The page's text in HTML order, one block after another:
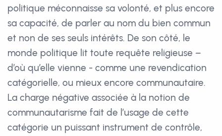
politique méconnaisse sa volonté, et plus encore
sa capacité, de parler au nom du bien commun
et non de ses seuls intérêts. De son côté, le
monde politique lit toute requête religieuse –
d’où qu’elle vienne - comme une revendication
catégorielle, ou mieux encore communautaire.
La charge négative associée à la notion de
communautarisme fait de l’usage de cette
catégorie un puissant instrument de contrôle,